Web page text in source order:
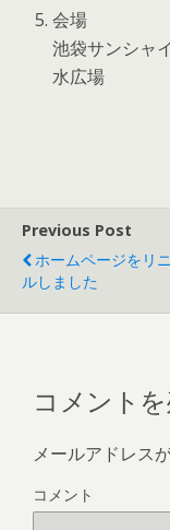
会場
池袋サンシ
水広場
Previous Post
ホームページをリ
ルしました
コメント
メールアドレス
コメント